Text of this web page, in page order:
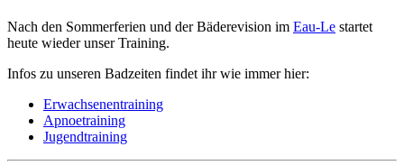
Nach den Sommerferien und der Bäderevision im Eau-Le startet
heute wieder unser Training.
Infos zu unseren Badzeiten findet ihr wie immer hier:
Erwachsenentraining
Apnoetraining
Jugendtraining